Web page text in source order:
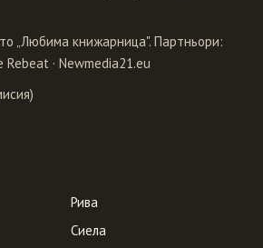
„Любима книжарница". Партньори:
Rebeat · Newmedia21.eu
Рива
Сиела